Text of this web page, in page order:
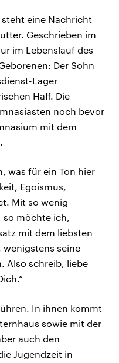
eine Nachricht
Geschrieben im
im Lebenslauf des
Der Sohn
Lager
Haff. Die
noch bevor
mit dem
was für ein Ton hier
Egoismus,
Mit so wenig
so möchte ich,
mit dem liebsten
wenigstens seine
Also schreib, liebe
In ihnen kommt
sowie mit der
auch den
Jugendzeit in